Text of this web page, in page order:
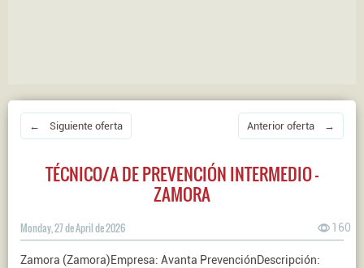
← Siguiente oferta Anterior oferta →
TÉCNICO/A DE PREVENCIÓN INTERMEDIO -
ZAMORA
Monday, 27 de April de 2026 160
Zamora (Zamora)Empresa: Avanta PrevenciónDescripción: